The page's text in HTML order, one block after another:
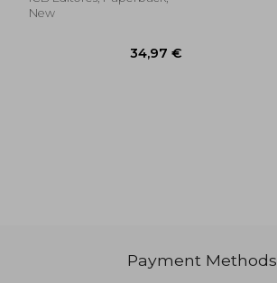
New
Payment Methods